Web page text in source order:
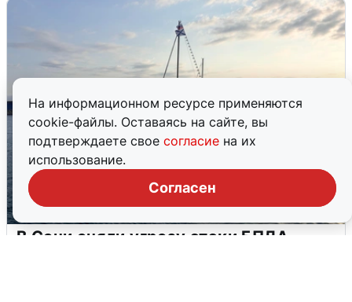
На информационном ресурсе применяются
cookie-файлы. Оставаясь на сайте, вы
подтверждаете свое согласие на их
использование.
Согласен
В Сочи сняли угрозу атаки БПЛА,